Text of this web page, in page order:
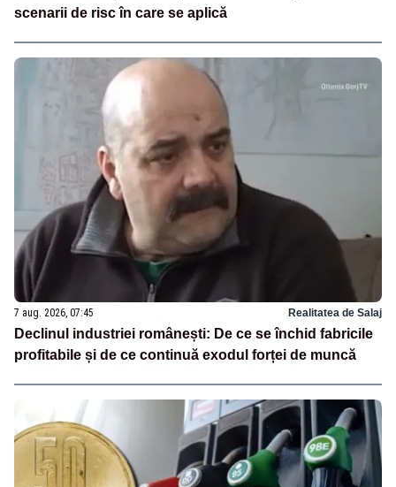
scenarii de risc în care se aplică
7 aug. 2026, 07:45 Realitatea de Salaj
Declinul industriei românești: De ce se închid fabricile
profitabile și de ce continuă exodul forței de muncă